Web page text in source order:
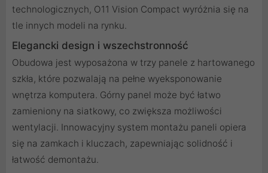
technologicznych, O11 Vision Compact wyróżnia się na
tle innych modeli na rynku.
Elegancki design i wszechstronność
Obudowa jest wyposażona w trzy panele z hartowanego
szkła, które pozwalają na pełne wyeksponowanie
wnętrza komputera. Górny panel może być łatwo
zamieniony na siatkowy, co zwiększa możliwości
wentylacji. Innowacyjny system montażu paneli opiera
się na zamkach i kluczach, zapewniając solidność i
łatwość demontażu.